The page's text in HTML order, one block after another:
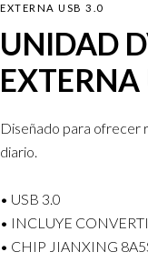
EXTERNA USB 3.0
UNIDAD
EXTERNA
Diseñado para ofrecer
diario.
• USB 3.0
• INCLUYE
• CHIP JIANXING